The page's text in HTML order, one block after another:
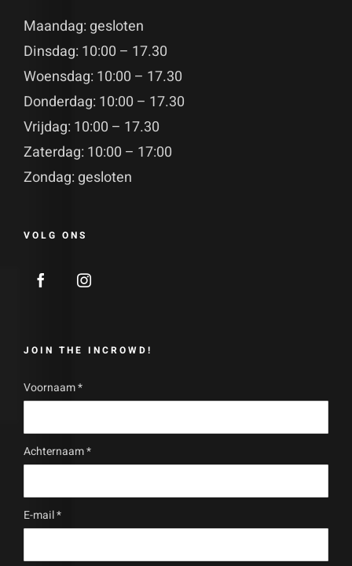
Maandag: gesloten
Dinsdag: 10:00 – 17.30
Woensdag: 10:00 – 17.30
Donderdag: 10:00 – 17.30
Vrijdag: 10:00 – 17.30
Zaterdag: 10:00 – 17:00
Zondag: gesloten
VOLG ONS
JOIN THE INCROWD!
Voornaam*
Achternaam*
E-mail*